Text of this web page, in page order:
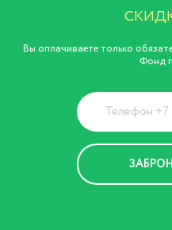
Вы оплачиваете только
Фонд